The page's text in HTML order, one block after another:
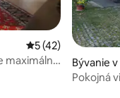
Priemerné
5 (42)
maximálne
Bývanie
Pokojná